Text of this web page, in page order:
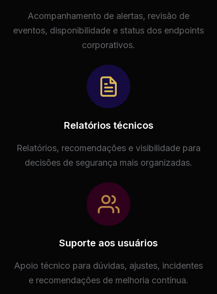
Acompanhamento de alertas, revisão de
eventos, disponibilidade e status dos endpoints
corporativos.
Relatórios técnicos
Relatórios, recomendações e visibilidade para
decisões de segurança mais organizadas.
Suporte aos usuários
Apoio técnico para dúvidas, ajustes, incidentes
e recomendações de melhoria contínua.